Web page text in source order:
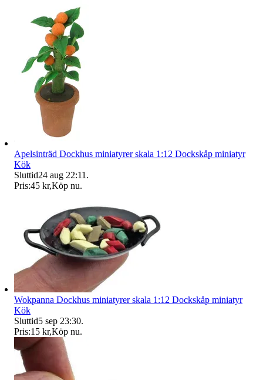
Apelsinträd Dockhus miniatyrer skala 1:12 Dockskåp miniatyr
Kök
Sluttid24 aug 22:11 .
Pris:45 kr,Köp nu.
Wokpanna Dockhus miniatyrer skala 1:12 Dockskåp miniatyr
Kök
Sluttid5 sep 23:30.
Pris:15 kr,Köp nu.